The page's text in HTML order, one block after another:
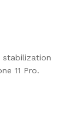
stabilization
11 Pro.